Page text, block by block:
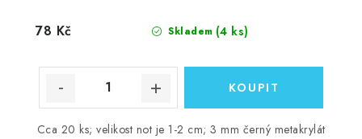
Skladem (4 ks)
78 Kč
Cca 20 ks; velikost not je 1-2 cm; 3 mm černý metakrylát